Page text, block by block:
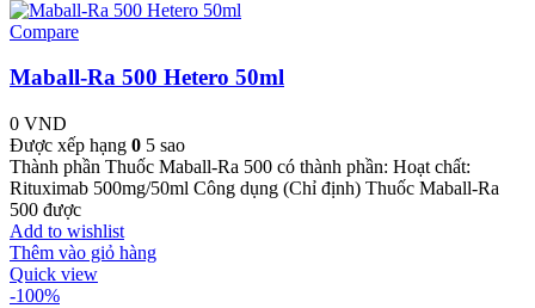
Compare
Maball-Ra 500 Hetero 50ml
0 VND
Được xếp hạng 0 5 sao
Thành phần Thuốc Maball-Ra 500 có thành phần: Hoạt chất:
Rituximab 500mg/50ml Công dụng (Chỉ định) Thuốc Maball-Ra
500 được
Add to wishlist
Thêm vào giỏ hàng
Quick view
-100%